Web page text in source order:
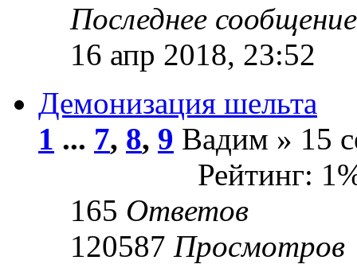
Последнее
16 апр 2018, 23:52
Демонизация шельта
1 ... 7, 8, 9 Вадим » 15
Рейтинг:
165 Ответов
120587 Просмотров